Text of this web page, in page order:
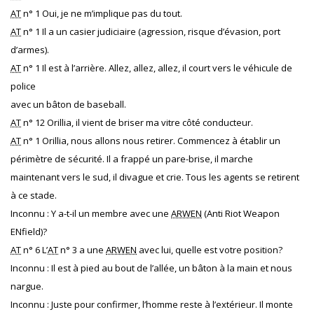
ATn° 1 Oui, je ne m’implique pas du tout.
ATn° 1 Il a un casier judiciaire (agression, risque d’évasion, port
d’armes).
ATn° 1 Il est à l’arrière. Allez, allez, allez, il court vers le véhicule de
police
avec un bâton de baseball.
ATn° 12 Orillia, il vient de briser ma vitre côté conducteur.
ATn° 1 Orillia, nous allons nous retirer. Commencez à établir un
périmètre de sécurité. Il a frappé un pare-brise, il marche
maintenant vers le sud, il divague et crie. Tous les agents se retirent
à ce stade.
Inconnu : Y a-t-il un membre avec une ARWEN (Anti Riot Weapon
ENfield)?
ATn° 6 L’ATn° 3 a une ARWEN avec lui, quelle est votre position?
Inconnu : Il est à pied au bout de l’allée, un bâton à la main et nous
nargue.
Inconnu : Juste pour confirmer, l’homme reste à l’extérieur. Il monte